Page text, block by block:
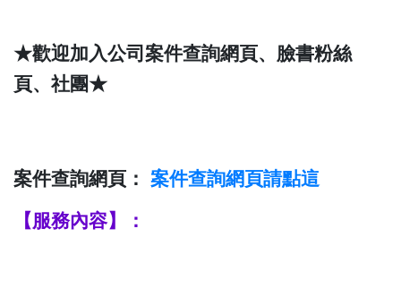
★歡迎加入公司案件查詢網頁、臉書粉絲
頁、社團★
案件查詢網頁： 案件查詢網頁請點這
【服務內容】：